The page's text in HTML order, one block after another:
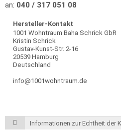
an: 040 / 317 051 08
Hersteller-Kontakt
1001 Wohntraum Baha Schrick GbR
Kristin Schrick
Gustav-Kunst-Str. 2-16
20539 Hamburg
Deutschland
info@1001wohntraum.de
Informationen zur Echtheit der